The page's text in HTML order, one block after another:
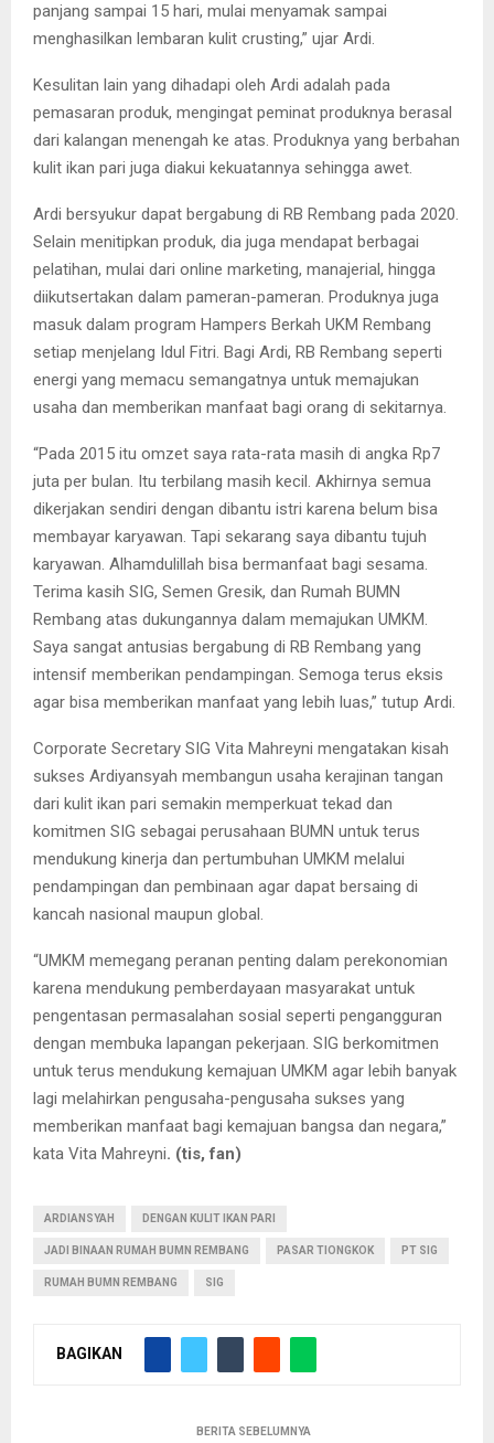
panjang sampai 15 hari, mulai menyamak sampai
menghasilkan lembaran kulit crusting,” ujar Ardi.
Kesulitan lain yang dihadapi oleh Ardi adalah pada
pemasaran produk, mengingat peminat produknya berasal
dari kalangan menengah ke atas. Produknya yang berbahan
kulit ikan pari juga diakui kekuatannya sehingga awet.
Ardi bersyukur dapat bergabung di RB Rembang pada 2020.
Selain menitipkan produk, dia juga mendapat berbagai
pelatihan, mulai dari online marketing, manajerial, hingga
diikutsertakan dalam pameran-pameran. Produknya juga
masuk dalam program Hampers Berkah UKM Rembang
setiap menjelang Idul Fitri. Bagi Ardi, RB Rembang seperti
energi yang memacu semangatnya untuk memajukan
usaha dan memberikan manfaat bagi orang di sekitarnya.
“Pada 2015 itu omzet saya rata-rata masih di angka Rp7
juta per bulan. Itu terbilang masih kecil. Akhirnya semua
dikerjakan sendiri dengan dibantu istri karena belum bisa
membayar karyawan. Tapi sekarang saya dibantu tujuh
karyawan. Alhamdulillah bisa bermanfaat bagi sesama.
Terima kasih SIG, Semen Gresik, dan Rumah BUMN
Rembang atas dukungannya dalam memajukan UMKM.
Saya sangat antusias bergabung di RB Rembang yang
intensif memberikan pendampingan. Semoga terus eksis
agar bisa memberikan manfaat yang lebih luas,” tutup Ardi.
Corporate Secretary SIG Vita Mahreyni mengatakan kisah
sukses Ardiyansyah membangun usaha kerajinan tangan
dari kulit ikan pari semakin memperkuat tekad dan
komitmen SIG sebagai perusahaan BUMN untuk terus
mendukung kinerja dan pertumbuhan UMKM melalui
pendampingan dan pembinaan agar dapat bersaing di
kancah nasional maupun global.
“UMKM memegang peranan penting dalam perekonomian
karena mendukung pemberdayaan masyarakat untuk
pengentasan permasalahan sosial seperti pengangguran
dengan membuka lapangan pekerjaan. SIG berkomitmen
untuk terus mendukung kemajuan UMKM agar lebih banyak
lagi melahirkan pengusaha-pengusaha sukses yang
memberikan manfaat bagi kemajuan bangsa dan negara,”
kata Vita Mahreyni. (tis, fan)
ARDIANSYAH DENGAN KULIT IKAN PARI
JADI BINAAN RUMAH BUMN REMBANG PASAR TIONGKOK PT SIG
RUMAH BUMN REMBANG SIG
BAGIKAN
BERITA SEBELUMNYA